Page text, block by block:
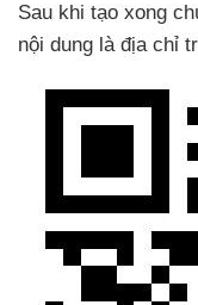
Sau khi tạo xong
nội dung là địa chỉ